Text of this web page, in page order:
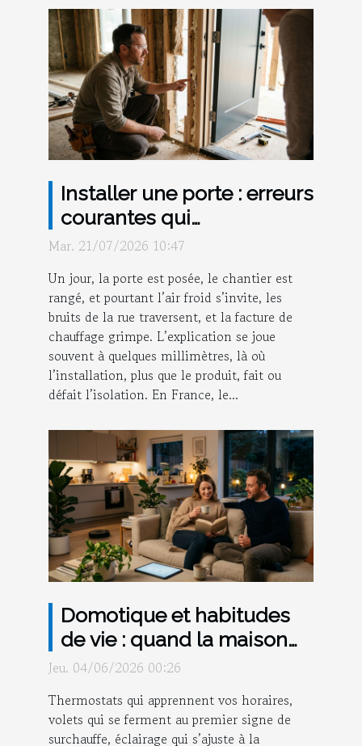
Installer une porte : erreurs
courantes qui
compromettent l’isolation
Mar. 21/07/2026 10:47
Un jour, la porte est posée, le chantier est
rangé, et pourtant l’air froid s’invite, les
bruits de la rue traversent, et la facture de
chauffage grimpe. L’explication se joue
souvent à quelques millimètres, là où
l’installation, plus que le produit, fait ou
défait l’isolation. En France, le...
Domotique et habitudes
de vie : quand la maison
anticipe vos besoins
Jeu. 04/06/2026 00:26
Thermostats qui apprennent vos horaires,
volets qui se ferment au premier signe de
surchauffe, éclairage qui s’ajuste à la